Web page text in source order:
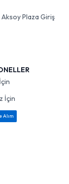
Aksoy Plaza Giriş
İçin
Alım